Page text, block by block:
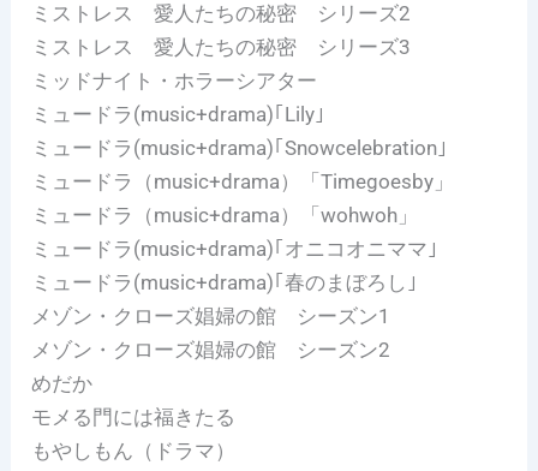
ミストレス 愛人たちの秘密 シリーズ2
ミストレス 愛人たちの秘密 シリーズ3
ミッドナイト・ホラーシアター
ミュードラ(music+drama)｢Lily｣
ミュードラ(music+drama)｢Snowcelebration｣
ミュードラ（music+drama）「Timegoesby」
ミュードラ（music+drama）「wohwoh」
ミュードラ(music+drama)｢オニコオニママ｣
ミュードラ(music+drama)｢春のまぼろし｣
メゾン・クローズ娼婦の館 シーズン1
メゾン・クローズ娼婦の館 シーズン2
めだか
モメる門には福きたる
もやしもん（ドラマ）